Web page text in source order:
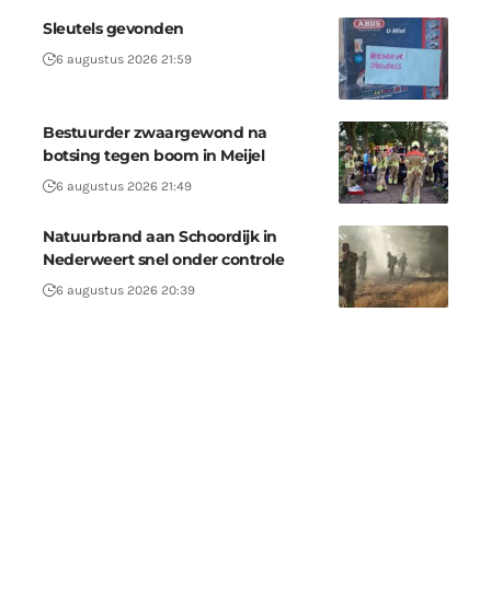
Sleutels gevonden
6 augustus 2026 21:59
Bestuurder zwaargewond na
botsing tegen boom in Meijel
6 augustus 2026 21:49
Natuurbrand aan Schoordijk in
Nederweert snel onder controle
6 augustus 2026 20:39